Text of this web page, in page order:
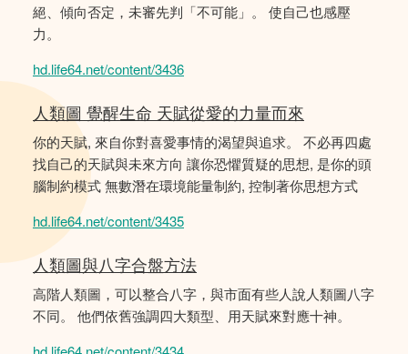
絕、傾向否定，未審先判「不可能」。 使自己也感壓
力。
hd.life64.net/content/3436
人類圖 覺醒生命 天賦從愛的力量而來
你的天賦, 來自你對喜愛事情的渴望與追求。 不必再四處
找自己的天賦與未來方向 讓你恐懼質疑的思想, 是你的頭
腦制約模式 無數潛在環境能量制約, 控制著你思想方式
hd.life64.net/content/3435
人類圖與八字合盤方法
高階人類圖，可以整合八字，與市面有些人說人類圖八字
不同。 他們依舊強調四大類型、用天賦來對應十神。